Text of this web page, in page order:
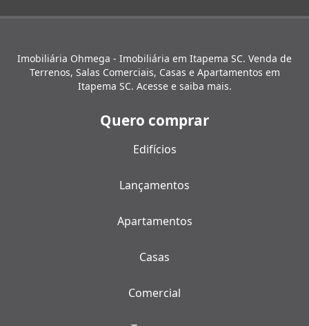
Imobiliária Ohmega - Imobiliária em Itapema SC. Venda de
Terrenos, Salas Comerciais, Casas e Apartamentos em
Itapema SC. Acesse e saiba mais.
Quero comprar
Edifícios
Lançamentos
Apartamentos
Casas
Comercial